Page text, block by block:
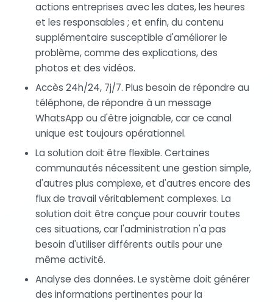
actions entreprises avec les dates, les heures
et les responsables ; et enfin, du contenu
supplémentaire susceptible d'améliorer le
problème, comme des explications, des
photos et des vidéos.
Accès 24h/24, 7j/7. Plus besoin de répondre au
téléphone, de répondre à un message
WhatsApp ou d'être joignable, car ce canal
unique est toujours opérationnel.
La solution doit être flexible. Certaines
communautés nécessitent une gestion simple,
d'autres plus complexe, et d'autres encore des
flux de travail véritablement complexes. La
solution doit être conçue pour couvrir toutes
ces situations, car l'administration n'a pas
besoin d'utiliser différents outils pour une
même activité.
Analyse des données. Le système doit générer
des informations pertinentes pour la